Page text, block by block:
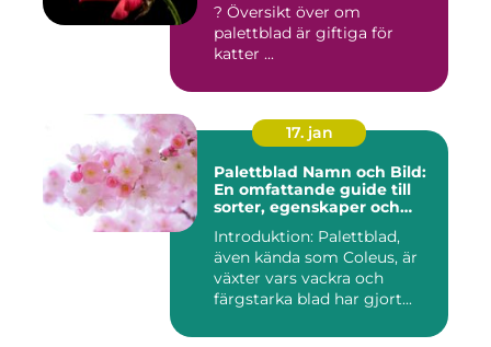
? Översikt över om
palettblad är giftiga för
katter ...
17. jan
Palettblad Namn och Bild:
En omfattande guide till
sorter, egenskaper och
Introduktion: Palettblad,
även kända som Coleus, är
växter vars vackra och
färgstarka blad har gjort...